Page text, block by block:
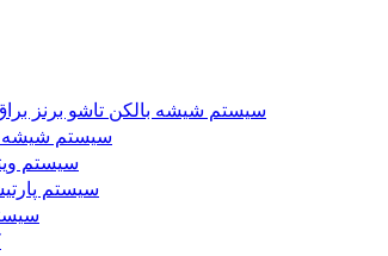
سیستم شیشه بالکن تاشو برنز
سیستم شیشه
سیستم
سیستم